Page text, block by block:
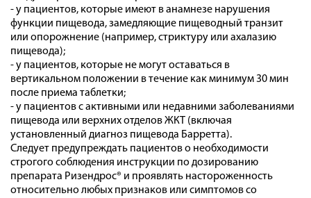
- у пациентов, которые имеют в анамнезе нарушения
функции пищевода, замедляющие пищеводный транзит
или опорожнение (например, стриктуру или ахалазию
пищевода);
- у пациентов, которые не могут оставаться в
вертикальном положении в течение как минимум 30 мин
после приема таблетки;
- у пациентов с активными или недавними заболеваниями
пищевода или верхних отделов ЖКТ (включая
установленный диагноз пищевода Барретта).
Следует предупреждать пациентов о необходимости
строгого соблюдения инструкции по дозированию
препарата Ризендрос® и проявлять настороженность
относительно любых признаков или симптомов со